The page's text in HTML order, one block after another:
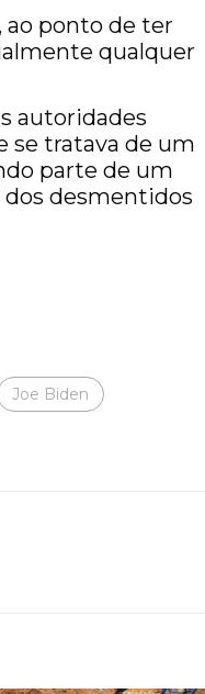
ao ponto de ter
qualquer
autoridades
se tratava de um
parte de um
dos desmentidos
Joe Biden